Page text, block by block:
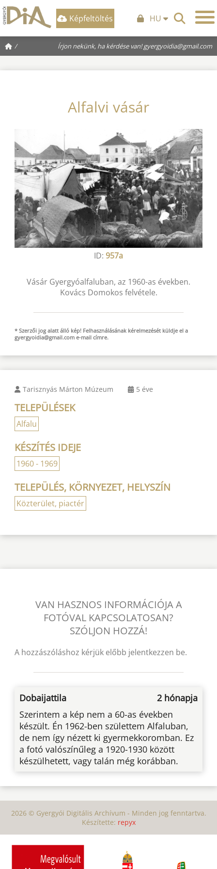
Képfeltöltés HU
/ Írjon nekünk, ha kérdése van!gyergyoidia@gmail.com
Alfalvi vásár
ID: 957a
Vásár Gyergyóalfaluban, az 1960-as években.
Kovács Domokos felvétele.
* Szerzői jog alatt álló kép! Felhasználásának kérelmezését küldje el a
gyergyoidia@gmail.com e-mail címre.
Tarisznyás Márton Múzeum 5 éve
TELEPÜLÉSEK
Alfalu
KÉSZÍTÉS IDEJE
1960 - 1969
TELEPÜLÉS, KÖRNYEZET, HELYSZÍN
Közterület, piactér
VAN HASZNOS INFORMÁCIÓJA A
FOTÓVAL KAPCSOLATOSAN?
SZÓLJON HOZZÁ!
A hozzászóláshoz kérjük előbb jelentkezzen be.
Dobaijattila
2 hónapja
Szerintem a kép nem a 60-as években
készült. Én 1962-ben születtem Alfaluban,
de nem így nézett ki gyermekkoromban. Ez
a fotó valószínűleg a 1920-1930 között
készülhetett, vagy talán még korábban.
2026 © Gyergyói Digitális Archívum - Minden jog fenntartva.
Készítette: repyx